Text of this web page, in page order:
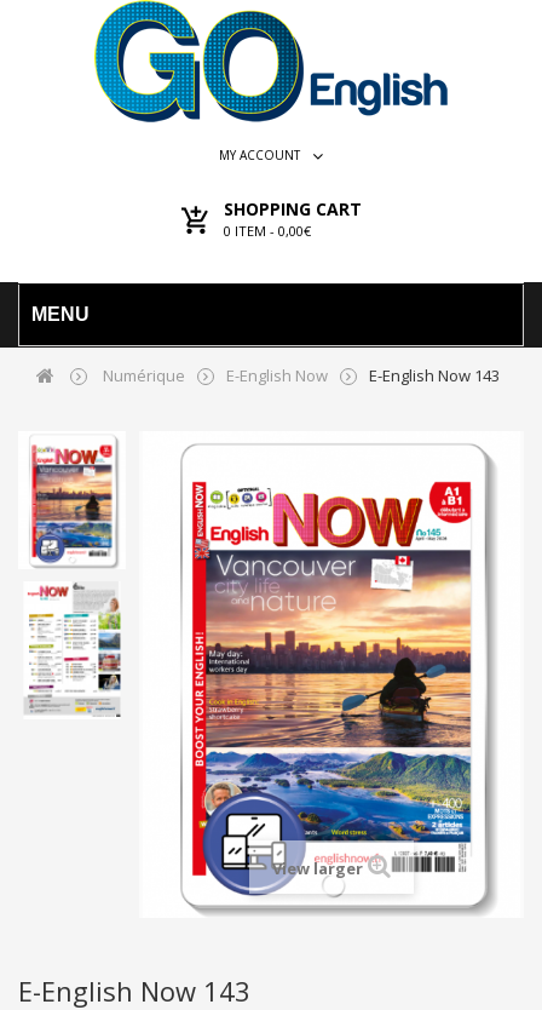
MY ACCOUNT
SHOPPING CART
0 ITEM - 0,00€
MENU
Numérique E-English Now E-English Now 143
View larger
E-English Now 143